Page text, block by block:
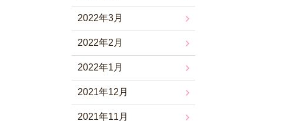
2022年3月
2022年2月
2022年1月
2021年12月
2021年11月